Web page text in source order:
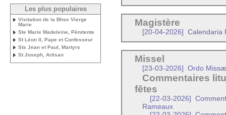
Magistère
[20-04-2026] Calendaria
Missel
[23-03-2026] Ordo
Commentaires
fêtes
[22-03-2026]
Rameaux
Les plus populaires
Visitation de la Bhse Vierge
Marie
Ste Marie Madeleine, Pénitente
St Léon II, Pape et Confesseur
Sts Jean et Paul, Martyrs
St Joseph, Artisan